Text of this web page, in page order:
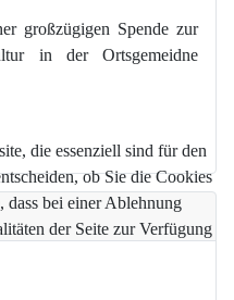
großzügigen Spende zur
in der Ortsgemeidne
die essenziell sind für den
ob Sie die Cookies
dass bei einer Ablehnung
der Seite zur Verfügung